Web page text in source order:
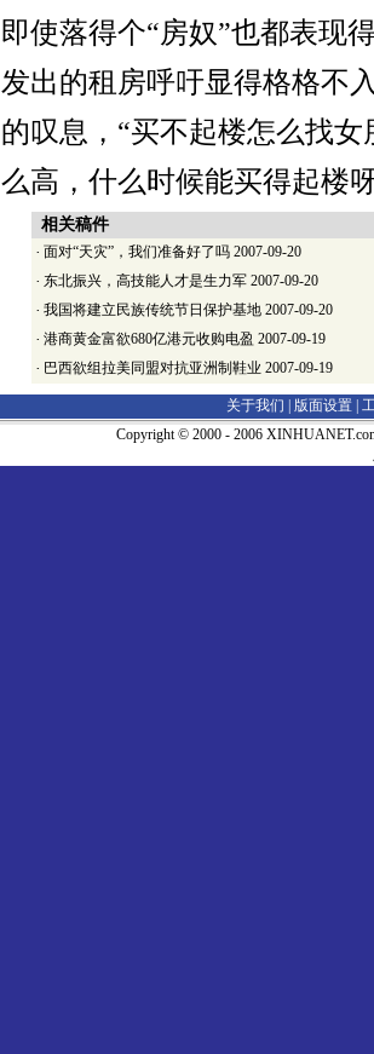
即使落得个“房奴”也都表现
发出的租房呼吁显得格格不
的叹息，“买不起楼怎么找
么高，什么时候能买得起
相关稿件
· 面对“天灾”，我们准备好了吗 2007-09-20
· 东北振兴，高技能人才是生力军 2007-09-20
· 我国将建立民族传统节日保护基地 2007-09-20
· 港商黄金富欲680亿港元收购电盈 2007-09-19
· 巴西欲组拉美同盟对抗亚洲制鞋业 2007-09-19
关于我们 | 版面设置
Copyright © 2000 - 2006